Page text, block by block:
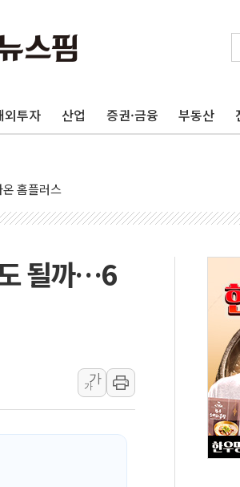
외투자 산업 증권·금융 부동산
로 여름 나는 하마
주 구례 산불 32분 만에 주불 진화...인명피해
승기] 공간·승차감 잡은 볼보 EX90…'올 터치'는
한 홈플러스
] 청도 흥선리 야산 산불 1시간36분만에 주불진
법카 제보자 "신동국과 무관…자료는 전·현직
케이항공, 청주-중국 청두 노선 운항허가 취
, AI 브리핑 도입 후 블로그 창작자 지원 규모 2
'8월 월간 럭키 페스타' 실시...휴대폰 결제 최
헬로비전 '헬로모바일', 교보문고 제휴 전자책 요
1함대 '창설 80주년' 기념식...지역축제 '불금전
시, 첨단의료복합단지 지정 준비 본격화…'AI 데
시, 무건리 이끼폭포 생태탐방로 출입 통제
광주 화정역 인근 도로 4중 추돌…1명 심정지·5
될까…6
가
가